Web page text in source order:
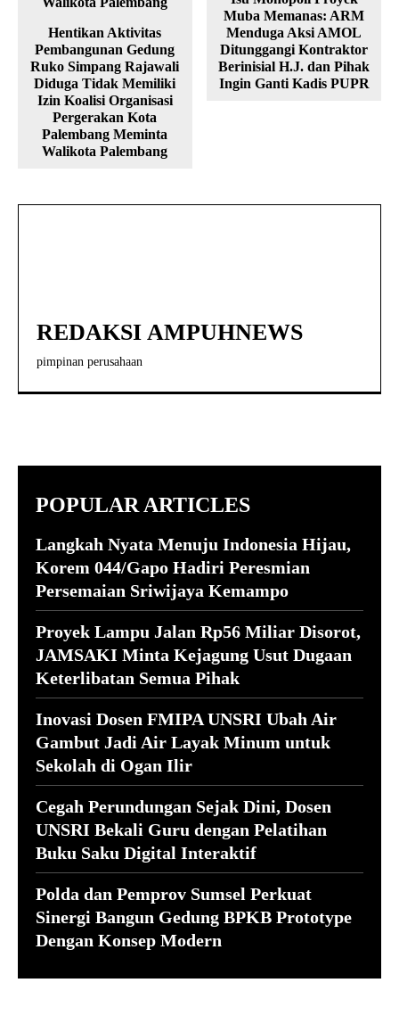
Hentikan Aktivitas
Pembangunan Gedung
Ruko Simpang Rajawali
Diduga Tidak Memiliki
Izin Koalisi Organisasi
Pergerakan Kota
Palembang Meminta
Walikota Palembang
Muba Memanas: ARM
Menduga Aksi AMOL
Ditunggangi Kontraktor
Berinisial H.J. dan Pihak
Ingin Ganti Kadis PUPR
REDAKSI AMPUHNEWS
pimpinan perusahaan
POPULAR ARTICLES
Langkah Nyata Menuju Indonesia Hijau,
Korem 044/Gapo Hadiri Peresmian
Persemaian Sriwijaya Kemampo
Proyek Lampu Jalan Rp56 Miliar Disorot,
JAMSAKI Minta Kejagung Usut Dugaan
Keterlibatan Semua Pihak
Inovasi Dosen FMIPA UNSRI Ubah Air
Gambut Jadi Air Layak Minum untuk
Sekolah di Ogan Ilir
Cegah Perundungan Sejak Dini, Dosen
UNSRI Bekali Guru dengan Pelatihan
Buku Saku Digital Interaktif
Polda dan Pemprov Sumsel Perkuat
Sinergi Bangun Gedung BPKB Prototype
Dengan Konsep Modern